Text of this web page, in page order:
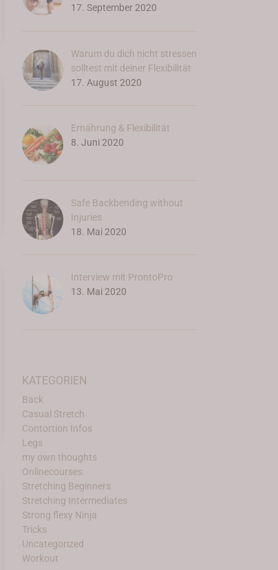
17. September 2020
Warum du dich nicht stressen
solltest mit deiner Flexibilität
17. August 2020
Ernährung & Flexibilität
8. Juni 2020
Safe Backbending without
Injuries
18. Mai 2020
Interview mit ProntoPro
13. Mai 2020
KATEGORIEN
Back
Casual Stretch
Contortion Infos
Legs
my own thoughts
Onlinecourses
Stretching Beginners
Stretching Intermediates
Strong flexy Ninja
Tricks
Uncategorized
Workout